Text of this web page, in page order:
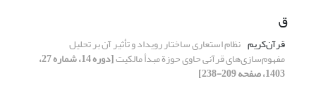
ق
قرآن‌کریم نظام استعاری ساختار رویداد و تأثیر آن بر تحلیل
مفهوم‌سازی‌های قرآنی حاوی حوزة مبدأ مالکیت [دوره 14، شماره 27،
1403، صفحه 209-238]